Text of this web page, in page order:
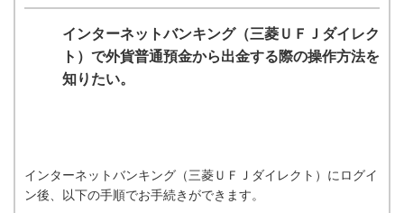
インターネットバンキング（三菱ＵＦＪダイレク
ト）で外貨普通預金から出金する際の操作方法を
知りたい。
インターネットバンキング（三菱ＵＦＪダイレクト）にログイ
ン後、以下の手順でお手続きができます。